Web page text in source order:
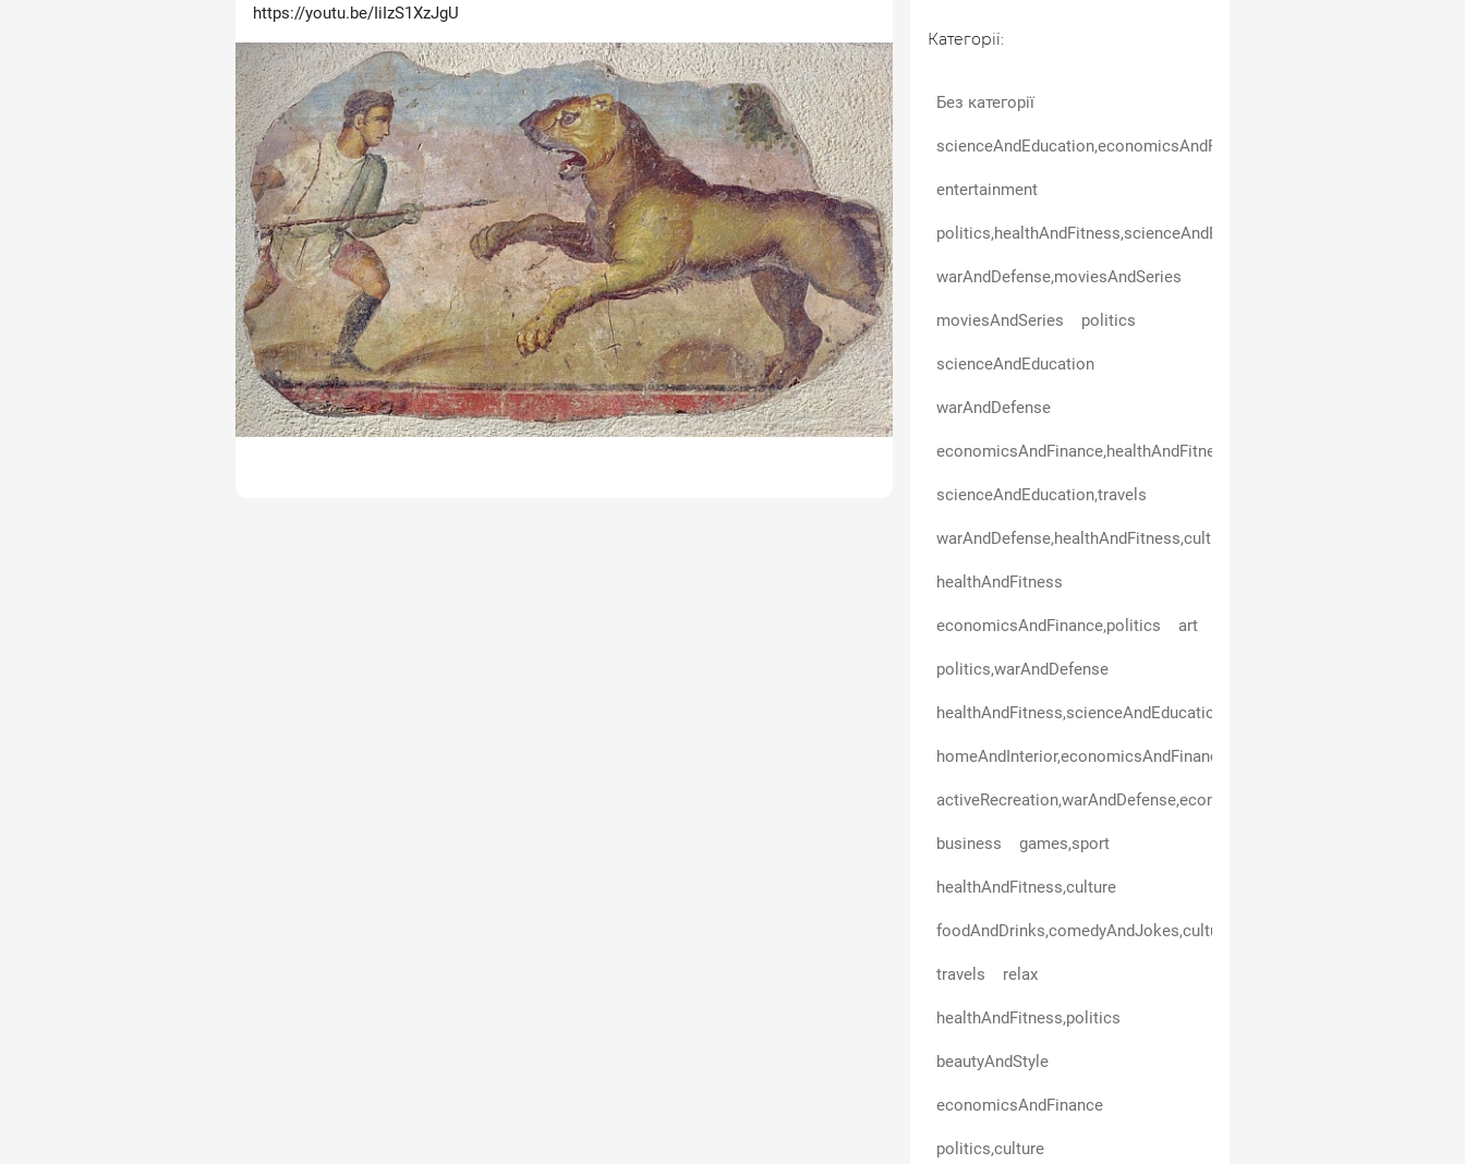
https://youtu.be/IiIzS1XzJgU
Категорії:
Без категорії
entertainment
politics,healthAndFitness,scienceAndEducation
warAndDefense,moviesAndSeries
moviesAndSeries politics
scienceAndEducation
warAndDefense
scienceAndEducation,travels
warAndDefense,healthAndFitness,culture
healthAndFitness
economicsAndFinance,politics art
politics,warAndDefense
healthAndFitness,scienceAndEducation
business games,sport
healthAndFitness,culture
travels relax
healthAndFitness,politics
beautyAndStyle
economicsAndFinance
politics,culture